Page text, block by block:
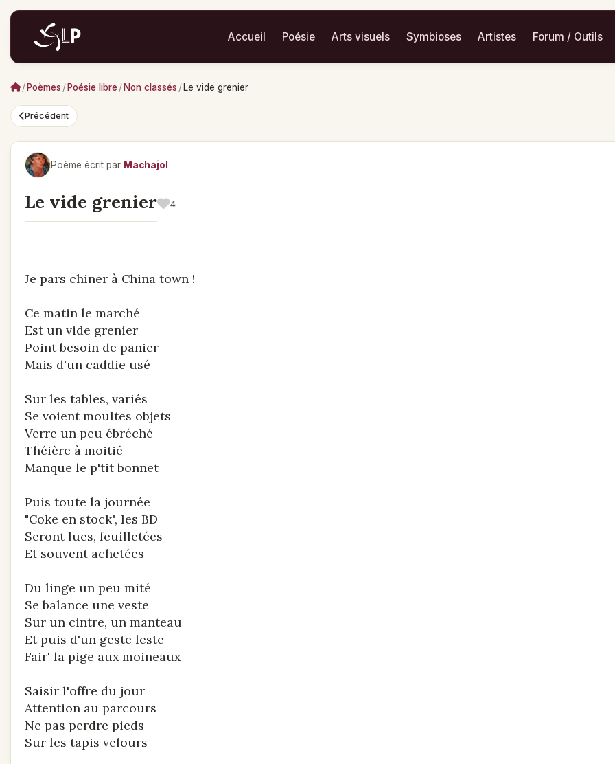
Accueil Poésie Arts visuels Symbioses Artistes Forum / Outils
/ Poèmes / Poésie libre/ Non classés / Le vide grenier
Précédent
Poème écrit par Machajol
Le vide grenier 4
Je pars chiner à China town !
Ce matin le marché
Est un vide grenier
Point besoin de panier
Mais d'un caddie usé
Sur les tables, variés
Se voient moultes objets
Verre un peu ébréché
Théière à moitié
Manque le p'tit bonnet
Puis toute la journée
"Coke en stock", les BD
Seront lues, feuilletées
Et souvent achetées
Du linge un peu mité
Se balance une veste
Sur un cintre, un manteau
Et puis d'un geste leste
Fair' la pige aux moineaux
Saisir l'offre du jour
Attention au parcours
Ne pas perdre pieds
Sur les tapis velours